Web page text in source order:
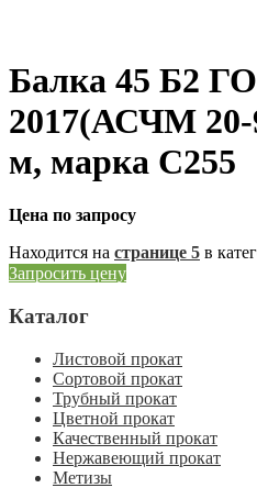
Балка 45 Б2
2017(АСЧМ 20-
м, марка С255
Цена по запросу
Находится на странице 5 в
Запросить цену
Каталог
Листовой прокат
Сортовой прокат
Трубный прокат
Цветной прокат
Качественный прокат
Нержавеющий прокат
Метизы